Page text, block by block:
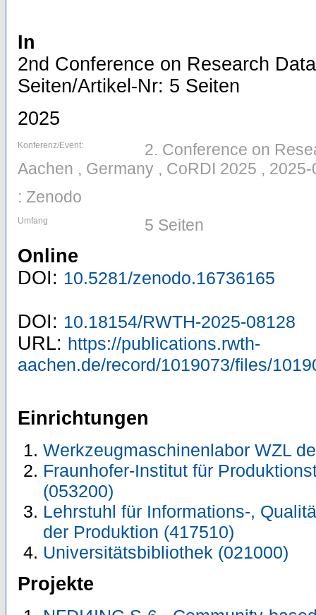
In
2nd Conference on Research
Seiten/Artikel-Nr: 5 Seiten
2025
Konferenz/Event:
2. Conference on
Aachen , Germany , CoRDI 2025 ,
: Zenodo
Umfang 5 Seiten
Online
DOI: 10.5281/zenodo.16736165
DOI: 10.18154/RWTH-2025-08128
URL: https://publications.rwth-
aachen.de/record/1019073/files/
Einrichtungen
Werkzeugmaschinenlabor WZL
Fraunhofer-Institut für
(053200)
Lehrstuhl für Informations-,
der Produktion (417510)
Universitätsbibliothek (021000)
Projekte